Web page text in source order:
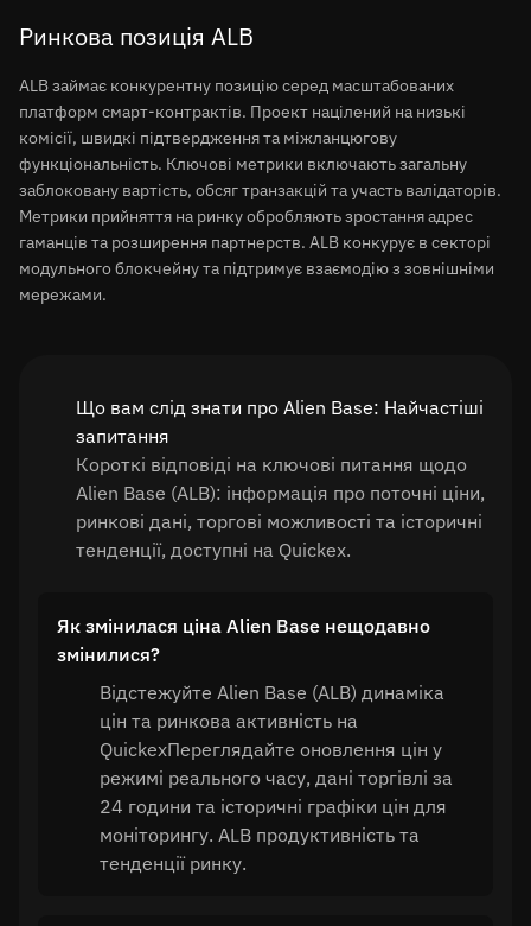
Ринкова позиція ALB
ALB займає конкурентну позицію серед масштабованих
платформ смарт-контрактів. Проект націлений на низькі
комісії, швидкі підтвердження та міжланцюгову
функціональність. Ключові метрики включають загальну
заблоковану вартість, обсяг транзакцій та участь валідаторів.
Метрики прийняття на ринку обробляють зростання адрес
гаманців та розширення партнерств. ALB конкурує в секторі
модульного блокчейну та підтримує взаємодію з зовнішніми
мережами.
Що вам слід знати про Alien Base: Найчастіші
запитання
Короткі відповіді на ключові питання щодо
Alien Base (ALB): інформація про поточні ціни,
ринкові дані, торгові можливості та історичні
тенденції, доступні на Quickex.
Як змінилася ціна Alien Base нещодавно
змінилися?
Відстежуйте Alien Base (ALB) динаміка
цін та ринкова активність на
QuickexПереглядайте оновлення цін у
режимі реального часу, дані торгівлі за
24 години та історичні графіки цін для
моніторингу. ALB продуктивність та
тенденції ринку.